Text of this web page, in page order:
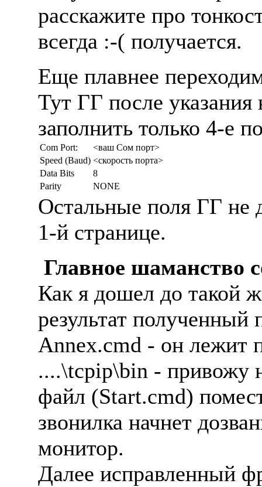
расскажите про
всегда :-( получается.
Еще плавнее
Тут ГГ после указания
заполнить только 4-е
Com Port:
<ваш Сом порт>
Speed (Baud) <скорость порта>
Data Bits
8
Parity
NONE
Остальные поля ГГ не
1-й странице.
Главное шаманство
Как я дошел до такой
результат полученный
Annex.cmd - он лежит
....\tcpip\bin - привожу
файл (Start.cmd)
звонилка начнет
монитор.
Далее исправленный